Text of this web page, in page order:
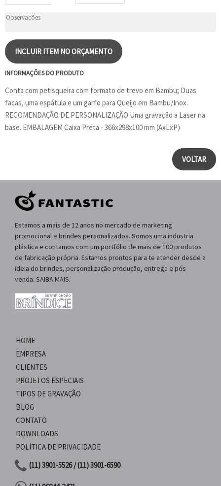
INCLUIR ITEM NO ORÇAMENTO
INFORMAÇÕES DO PRODUTO
Conta com petisqueira com formato de trevo em Bambu; Duas
facas, uma espátula e um garfo para Queijo em Bambu/Inox.
RECOMENDAÇÃO DE PERSONALIZAÇÃO Uma gravação a Laser na
base. EMBALAGEM Caixa Preta - 366x298x100 mm (AxLxP)
VOLTAR
Estamos a mais de 12 anos no mercado de marketing
promocional e brindes personalizados. Somos uma industria
plástica e contamos com um portfólio de mais de 100 produtos
de fabricação própria. Estamos prontos para te atender desde a
ideia do brindes, personalização produção, entrega e pós
venda. SAIBA MAIS.
HOME
EMPRESA
CLIENTES
PROJETOS ESPECIAIS
TIPOS DE GRAVAÇÃO
BLOG
CONTATO
DOWNLOADS
POLÍTICA DE PRIVACIDADE
(11) 3901-5526 / (11) 3901-6590